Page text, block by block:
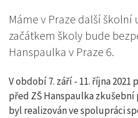
Máme v Praze další školní
začátkem školy bude
Hanspaulka v Praze 6.
V období 7. září - 11. října
před ZŠ Hanspaulka
byl realizován ve spolupráci